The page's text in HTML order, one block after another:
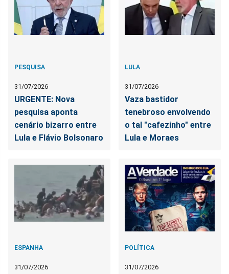
PESQUISA
31/07/2026
URGENTE: Nova
pesquisa aponta
cenário bizarro entre
Lula e Flávio Bolsonaro
LULA
31/07/2026
Vaza bastidor
tenebroso envolvendo
o tal "cafezinho" entre
Lula e Moraes
ESPANHA
31/07/2026
POLÍTICA
31/07/2026